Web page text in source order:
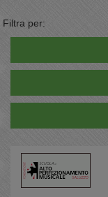
Filtra per: